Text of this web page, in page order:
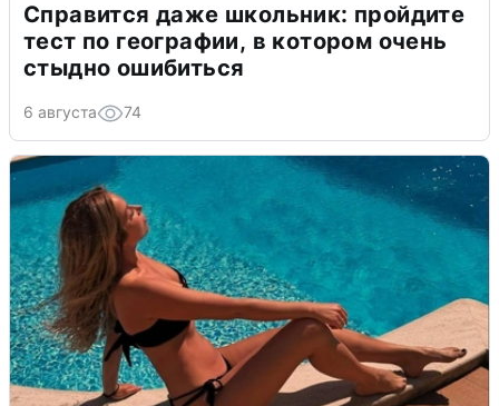
Справится даже школьник: пройдите
тест по географии, в котором очень
стыдно ошибиться
6 августа 74